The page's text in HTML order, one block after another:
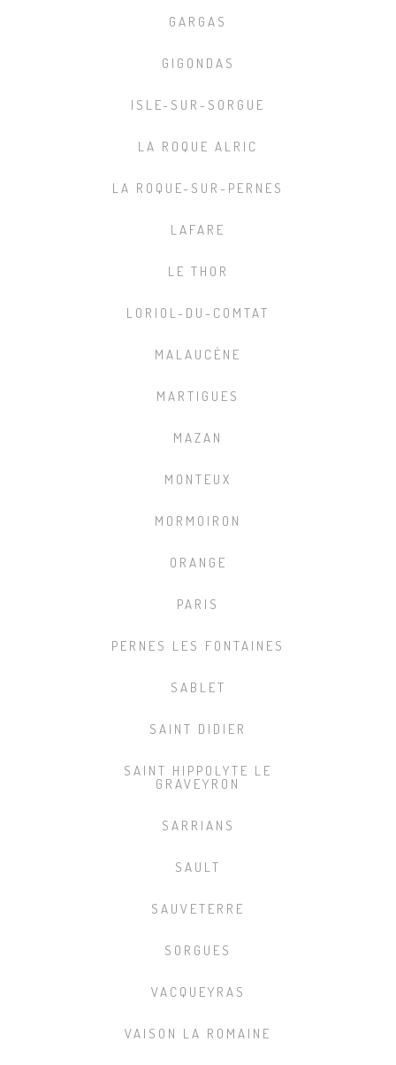
GARGAS
GIGONDAS
ISLE-SUR-SORGUE
LA ROQUE ALRIC
LA ROQUE-SUR-PERNES
LAFARE
LE THOR
LORIOL-DU-COMTAT
MALAUCÈNE
MARTIGUES
MAZAN
MONTEUX
MORMOIRON
ORANGE
PARIS
PERNES LES FONTAINES
SABLET
SAINT DIDIER
SAINT HIPPOLYTE LE
GRAVEYRON
SARRIANS
SAULT
SAUVETERRE
SORGUES
VACQUEYRAS
VAISON LA ROMAINE